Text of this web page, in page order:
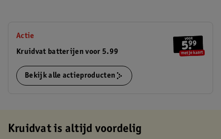
Actie
Kruidvat batterijen voor 5.99
Bekijk alle actieproducten
Kruidvat is altijd voordelig